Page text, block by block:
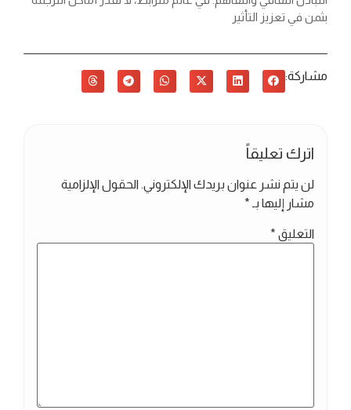
بثمن في تعزيز التأثير
مشاركة:
اترك تعليقاً
لن يتم نشر عنوان بريدك الإلكتروني. الحقول الإلزامية
مشار إليها بـ *
التعليق *